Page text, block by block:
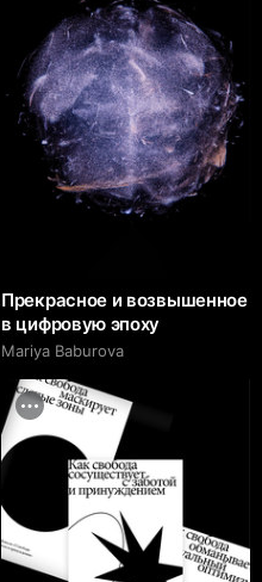
Прекрасное и возвышенное
в цифровую эпоху
Mariya Baburova